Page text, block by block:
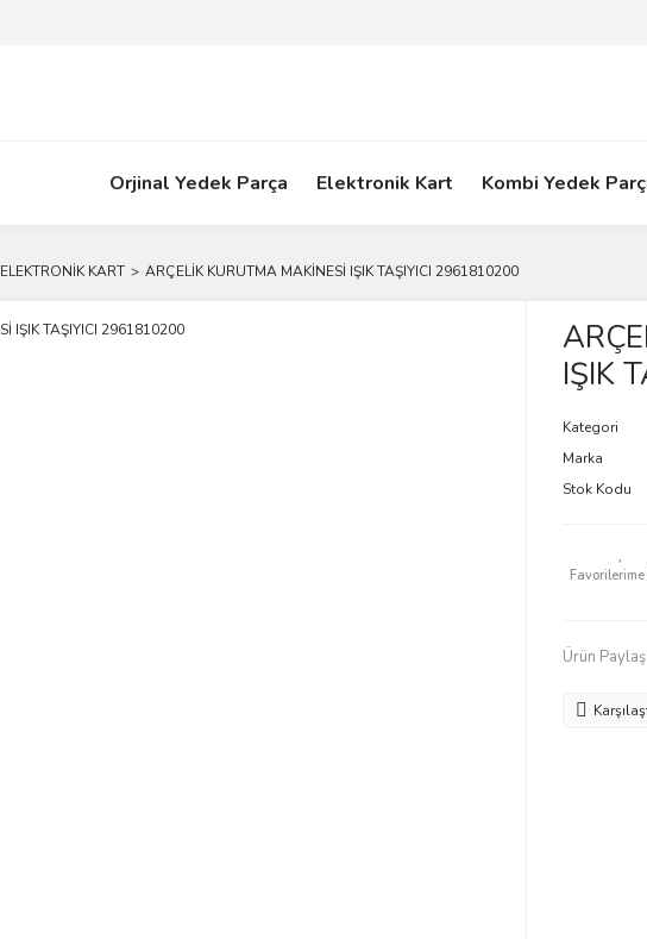
Orjinal Yedek Parça Elektronik Kart Kombi Yedek
ELEKTRONİK KART ARÇELİK KURUTMA MAKİNESİ IŞIK TAŞIYICI 2961810200
IŞIK
Kategori
Marka
Stok Kodu
Ürün Paylaş